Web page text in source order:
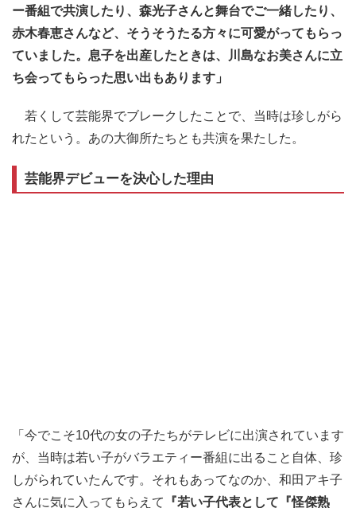
ー番組で共演したり、森光子さんと舞台でご一緒したり、
赤木春恵さんなど、そうそうたる方々に可愛がってもらっ
ていました。息子を出産したときは、川島なお美さんに立
ち会ってもらった思い出もあります」
若くして芸能界でブレークしたことで、当時は珍しがら
れたという。あの大御所たちとも共演を果たした。
芸能界デビューを決心した理由
「今でこそ10代の女の子たちがテレビに出演されています
が、当時は若い子がバラエティー番組に出ること自体、珍
しがられていたんです。それもあってなのか、和田アキ子
さんに気に入ってもらえて
『若い子代表として『怪傑熟